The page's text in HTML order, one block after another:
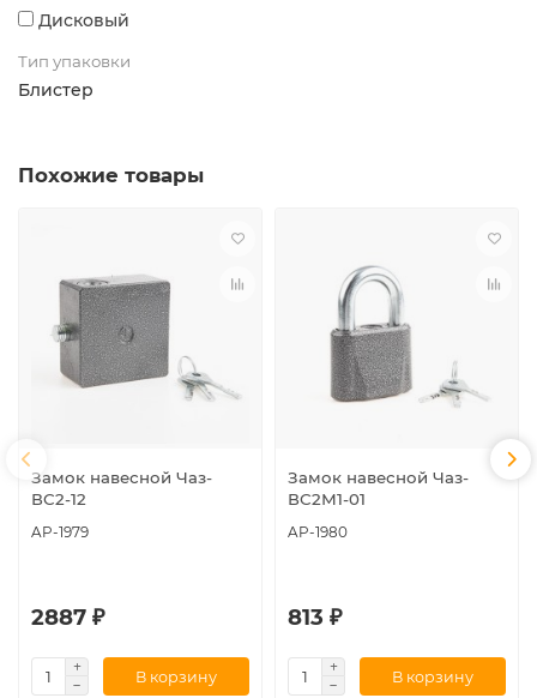
Дисковый
Тип упаковки
Блистер
Похожие товары
Замок навесной Чаз-
ВС2-12
AP-1979
2887 ₽
В корзину
Замок навесной Чаз-
ВС2М1-01
AP-1980
813 ₽
В корзину